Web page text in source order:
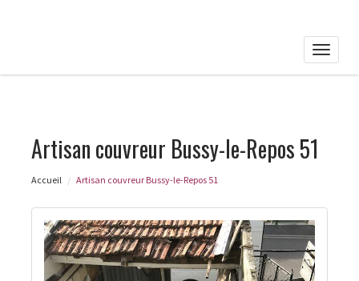
Toggle
Artisan couvreur Bussy-le-Repos 51
Accueil Artisan couvreur Bussy-le-Repos 51